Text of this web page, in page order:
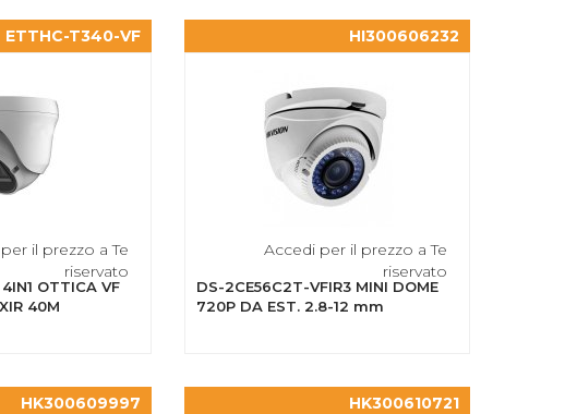
ETTHC-T340-VF
il prezzo a Te
riservato
OTTICA VF
40M
HI300606232
Accedi per il prezzo a Te
riservato
DS-2CE56C2T-VFIR3 MINI DOME
720P DA EST. 2.8-12 mm
HK300609997 HK300610721